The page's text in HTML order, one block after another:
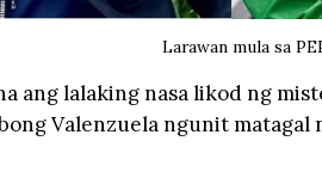
Larawan mula sa
ang lalaking nasa likod ng
Valenzuela ngunit